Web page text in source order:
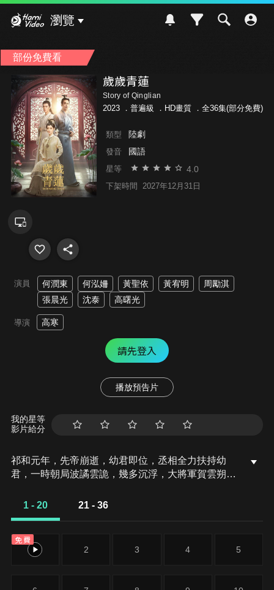
瀏覽
部份免費看
歲歲青蓮
Story of Qinglian
2023 ． 普遍級 ．HD畫質 ．全36集(部分免費)
類型 陸劇
發音 國語
星等 4.0
下架時間 2027年12月31日
演員 何潤東 何泓姍 黃聖依 黃宥明
周勵淇
張晨光
沈泰 高曙光
導演 高寒
請先登入
播放預告片
我的星等
影片給分
祁和元年，先帝崩逝，幼君即位，丞相全力扶持幼
君，一時朝局波譎雲詭，幾多沉浮，大將軍賀雲朔被
納賢，德以服百姓，勵精圖治，嘔心瀝血三十載，終
可眨眼已過數十載，卻始終沒能盼來投胎後的那個
她。三十年後，典寶署官員駱容與長女駱青蓮進入王
1 - 20 21 - 36
免費
1 2 3 4 5